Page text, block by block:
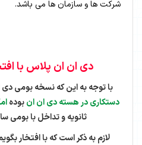
شرکت ها و سازمان ها می باشد.
دی ان ان پلاس با
با توجه به این که نسخه بومی
دستکاری در هسته دی ان انبوده
ثانویه و تداخل با بومی
لازم به ذکر است که با افتخار